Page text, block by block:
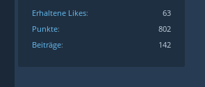
Erhaltene Likes
63
Punkte
802
Beiträge
142